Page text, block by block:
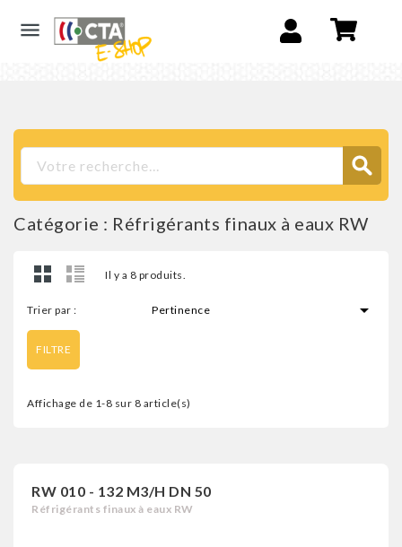

Catégorie : Réfrigérants finaux à eaux RW
Il y a 8 produits.
Trier par : Pertinence 
FILTRE
Affichage de 1-8 sur 8 article(s)
RW 010 - 132 M3/H DN 50
Réfrigérants finaux à eaux RW